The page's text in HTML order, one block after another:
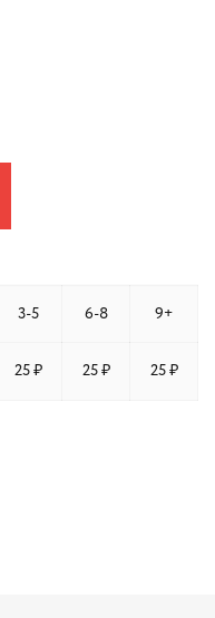
3-5 6-8 9+
25 ₽ 25 ₽ 25 ₽